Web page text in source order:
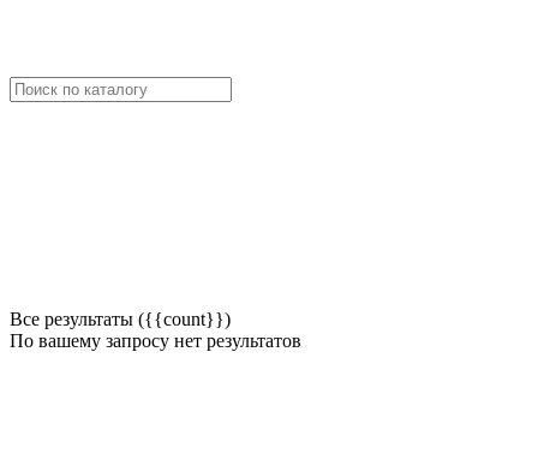
Все результаты ({{count}})
По вашему запросу нет результатов